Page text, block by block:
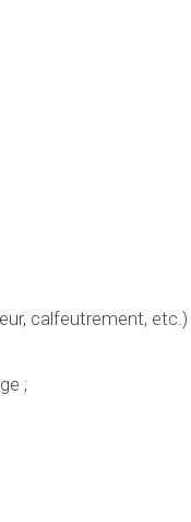
calfeutrement, etc.)
;